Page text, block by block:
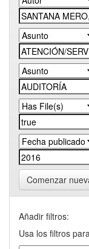
Comenzar
Añadir filtros:
Usa los filtros